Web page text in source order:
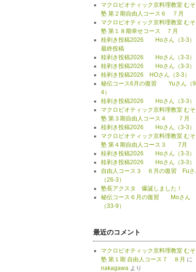
マクロビオティック京料理教室 むそ
塾 第２期自由人コース６ ７月
マクロビオティック京料理教室 むそ
塾 第１８期幸せコース ７月
桂剥き投稿2026 Hoさん（3-3
最終投稿
桂剥き投稿2026 Hoさん（3-3）
桂剥き投稿2026 Hoさん（3-3）
桂剥き投稿2026 HOさん（3-3）
秘伝コース6月の復習 Yuさん（
4）
桂剥き投稿2026 Hoさん（3-3）
マクロビオティック京料理教室 むそ
塾 第３期自由人コース４ ７月
桂剥き投稿2026 Hoさん（3-3）
マクロビオティック京料理教室 むそ
塾 第４期自由人コース３ 7月
桂剥き投稿2026 Hoさん（3-3）
桂剥き投稿2026 Hoさん（3-3）
自由人コース３ ６月の復習 Fuさ
（26-3）
塾長アクスタ 爆誕しました！
秘伝コース６月の復習 Moさん
（33-9）
最近のコメント
マクロビオティック京料理教室 むそ
塾 第１期 自由人コース７ ８月 に
nakagawaより